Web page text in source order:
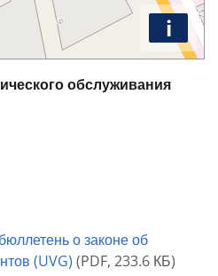
i
обслуживания
о законе об
(UVG) (PDF, 233.6 КБ)